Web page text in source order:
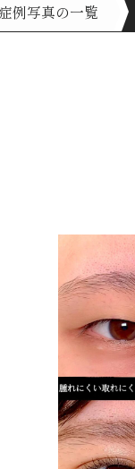
例写真の一覧